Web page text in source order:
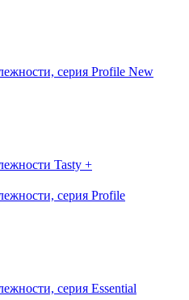
серия Profile New
Tasty +
серия Profile
серия Essential